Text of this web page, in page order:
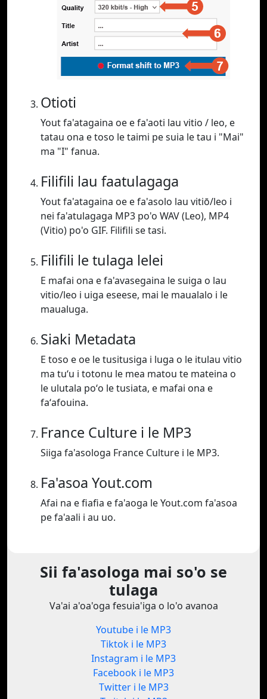
Otioti
Yout fa'atagaina oe e fa'aoti lau vitio / leo, e
tatau ona e toso le taimi pe suia le tau i "Mai"
ma "I" fanua.
Filifili lau faatulagaga
Yout fa'atagaina oe e fa'asolo lau vitiō/leo i
nei fa'atulagaga MP3 po'o WAV (Leo), MP4
(Vitio) po'o GIF. Filifili se tasi.
Filifili le tulaga lelei
E mafai ona e fa'avasegaina le suiga o lau
vitio/leo i uiga eseese, mai le maualalo i le
maualuga.
Siaki Metadata
E toso e oe le tusitusiga i luga o le itulau vitio
ma tuʻu i totonu le mea matou te mateina o
le ulutala poʻo le tusiata, e mafai ona e
faʻafouina.
France Culture i le MP3
Siiga fa'asologa France Culture i le MP3.
Fa'asoa Yout.com
Afai na e fiafia e fa'aoga le Yout.com fa'asoa
pe fa'aali i au uo.
Sii fa'asologa mai so'o se
tulaga
Va'ai a'oa'oga fesuia'iga o lo'o avanoa
Youtube i le MP3
Tiktok i le MP3
Instagram i le MP3
Facebook i le MP3
Twitter i le MP3